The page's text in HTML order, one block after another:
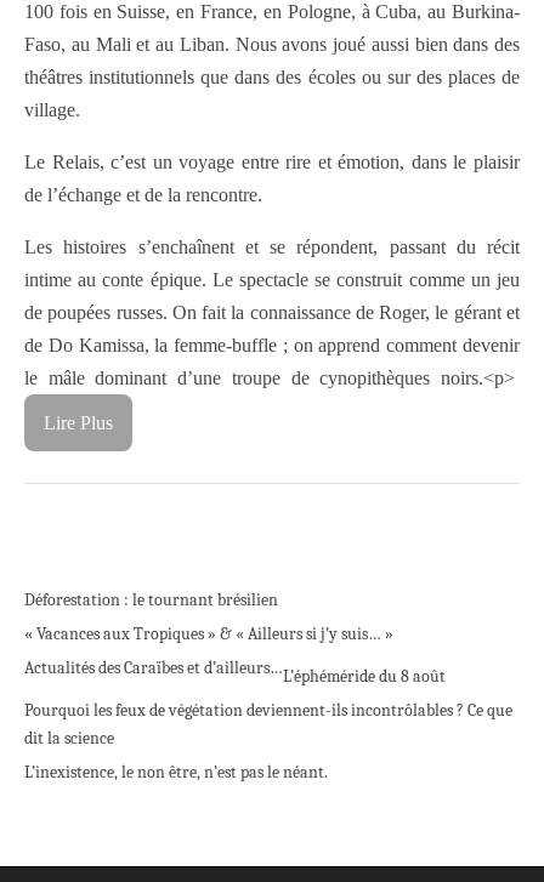
100 fois en Suisse, en France, en Pologne, à Cuba, au Burkina-
Faso, au Mali et au Liban. Nous avons joué aussi bien dans des
théâtres institutionnels que dans des écoles ou sur des places de
village.
Le Relais, c’est un voyage entre rire et émotion, dans le plaisir
de l’échange et de la rencontre.
Les histoires s’enchaînent et se répondent, passant du récit
intime au conte épique. Le spectacle se construit comme un jeu
de poupées russes. On fait la connaissance de Roger, le gérant et
de Do Kamissa, la femme-buffle ; on apprend comment devenir
le mâle dominant d’une troupe de cynopithèques noirs.<p>
Lire Plus
Déforestation : le tournant brésilien
« Vacances aux Tropiques » & « Ailleurs si j’y suis… »
Actualités des Caraïbes et d’ailleurs…L’éphéméride du 8 août
Pourquoi les feux de végétation deviennent-ils incontrôlables ? Ce que
dit la science
L’inexistence, le non être, n’est pas le néant.